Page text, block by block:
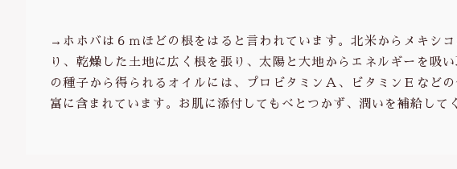
→ホホバは６ｍほどの根をはると言われています。北米からメキシコ
り、乾燥した土地に広く根を張り、太陽と大地からエネルギーを吸
の種子から得られるオイルには、プロビタミンＡ、ビタミンＥなど
富に含まれています。お肌に添付してもべとつかず、潤いを補給して